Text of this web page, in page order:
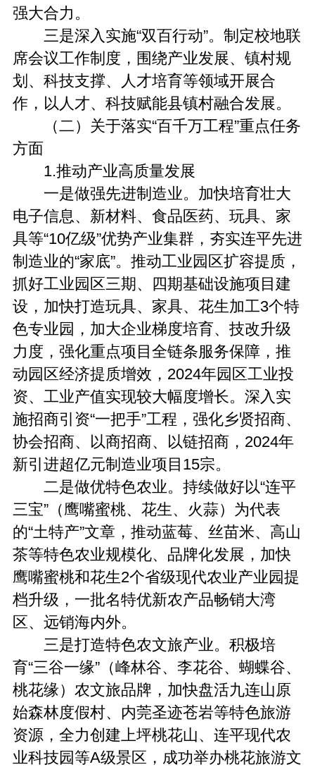
强大合力。
三是深入实施“双百行动”。制定校地联
席会议工作制度，围绕产业发展、镇村规
划、科技支撑、人才培育等领域开展合
作，以人才、科技赋能县镇村融合发展。
（二）关于落实“百千万工程”重点任务
方面
1.推动产业高质量发展
一是做强先进制造业。加快培育壮大
电子信息、新材料、食品医药、玩具、家
具等“10亿级”优势产业集群，夯实连平先进
制造业的“家底”。推动工业园区扩容提质，
抓好工业园区三期、四期基础设施项目建
设，加快打造玩具、家具、花生加工3个特
色专业园，加大企业梯度培育、技改升级
力度，强化重点项目全链条服务保障，推
动园区经济提质增效，2024年园区工业投
资、工业产值实现较大幅度增长。深入实
施招商引资“一把手”工程，强化乡贤招商、
协会招商、以商招商、以链招商，2024年
新引进超亿元制造业项目15宗。
二是做优特色农业。持续做好以“连平
三宝”（鹰嘴蜜桃、花生、火蒜）为代表
的“土特产”文章，推动蓝莓、丝苗米、高山
茶等特色农业规模化、品牌化发展，加快
鹰嘴蜜桃和花生2个省级现代农业产业园提
档升级，一批名特优新农产品畅销大湾
区、远销海内外。
三是打造特色农文旅产业。积极培
育“三谷一缘”（峰林谷、李花谷、蝴蝶谷、
桃花缘）农文旅品牌，加快盘活九连山原
始森林度假村、内莞圣迹苍岩等特色旅游
资源，全力创建上坪桃花山、连平现代农
业科技园等A级景区，成功举办桃花旅游文